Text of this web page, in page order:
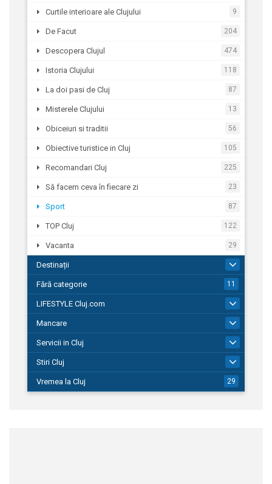
Curtile interioare ale Clujului 9
De Facut 204
Descopera Clujul 474
Istoria Clujului 118
La doi pasi de Cluj 87
Misterele Clujului 13
Obiceiuri si traditii 56
Obiective turistice in Cluj 105
Recomandari Cluj 225
Să facem ceva în fiecare zi 23
Sport 87
TOP Cluj 122
Vacanta 29
Destinații
Fără categorie 11
LIFESTYLE Cluj.com
Mancare
Servicii in Cluj
Stiri Cluj
Vremea la Cluj 29